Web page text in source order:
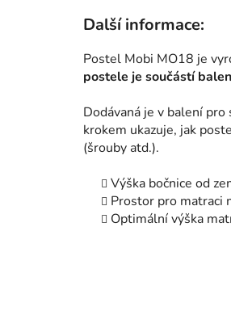
Další informace:
Postel Mobi MO18 je
postele je součástí
Dodávaná je v balení
krokem ukazuje, jak
(šrouby atd.).
Výška bočnice od
Prostor pro matraci
Optimální výška